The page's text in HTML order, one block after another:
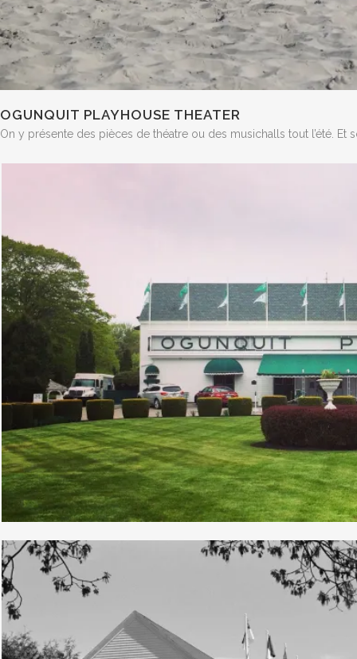
OGUNQUIT PLAYHOUSE THEATER
On y présente des pièces de théatre ou des musichalls tout l’été. Et